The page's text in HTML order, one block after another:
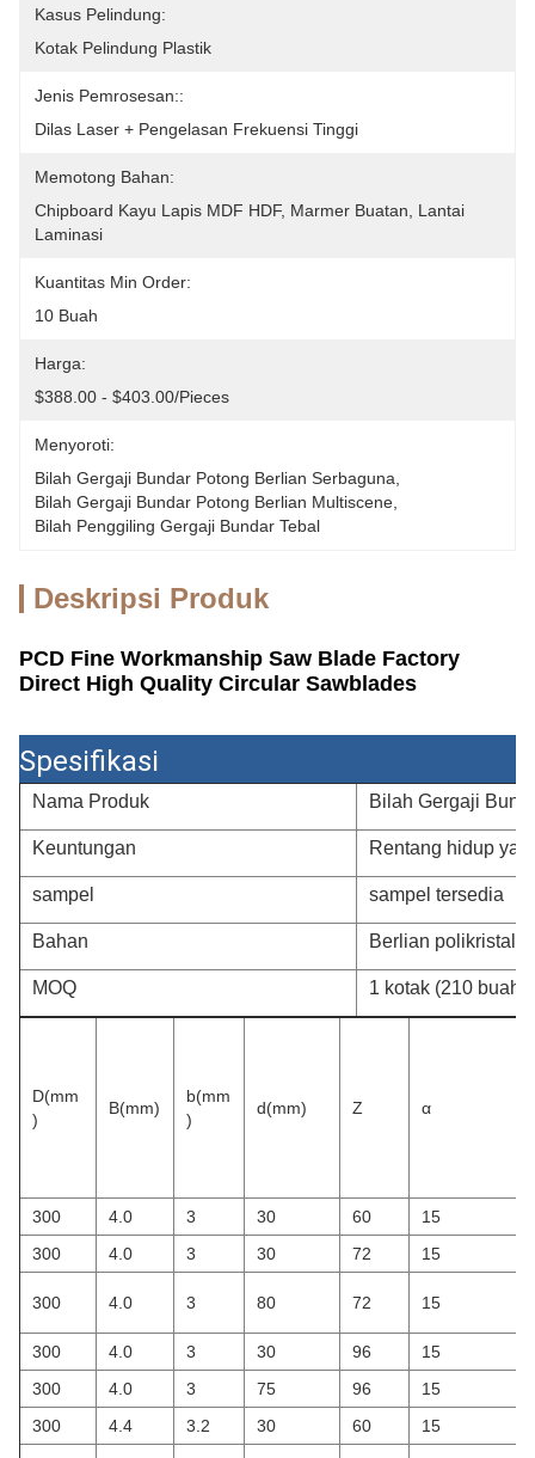
Kasus Pelindung:
Kotak Pelindung Plastik
Jenis Pemrosesan::
Dilas Laser + Pengelasan Frekuensi Tinggi
Memotong Bahan:
Chipboard Kayu Lapis MDF HDF, Marmer Buatan, Lantai
Laminasi
Kuantitas Min Order:
10 Buah
Harga:
$388.00 - $403.00/pieces
Menyoroti:
Bilah Gergaji Bundar Potong Berlian Serbaguna
Bilah Gergaji Bundar Potong Berlian Multiscene
Bilah Penggiling Gergaji Bundar Tebal
Deskripsi Produk
PCD Fine Workmanship Saw Blade Factory
Direct High Quality Circular Sawblades
Spesifikasi
Nama Produk Bilah Gergaji
Keuntungan Rentang hidup
sampel sampel tersedia
Bahan Berlian polikristalin
MOQ 1 kotak (210 buah/
D(mm
)
B(mm)
b(mm
)
d(mm) Z α
300 4.0 3 30 60
15
300
4.0 3 30 72 15
300 4.0 3 80 72 15
300
4.0 3 30 96
15
300
4.0 3 75 96
15
300
4.4 3.2 30 60
15